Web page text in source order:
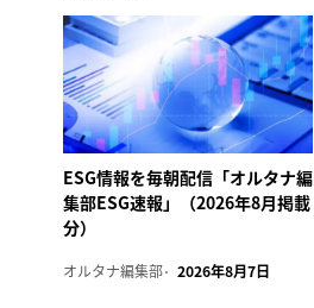
ESG情報を毎朝配信「オルタナ編
集部ESG速報」（2026年8月掲載
分）
オルタナ編集部 2026年8月7日